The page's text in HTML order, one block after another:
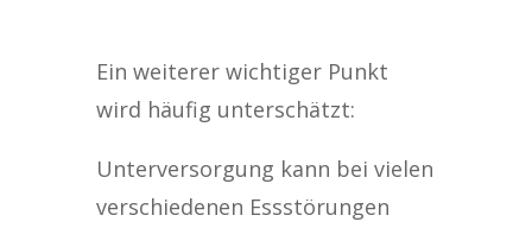
Ein weiterer wichtiger Punkt
wird häufig unterschätzt:
Unterversorgung kann bei vielen
verschiedenen Essstörungen